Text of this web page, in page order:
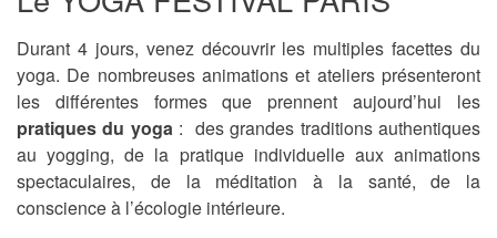
Durant 4 jours, venez découvrir les multiples facettes du
yoga. De nombreuses animations et ateliers présenteront
les différentes formes que prennent aujourd’hui les
pratiques du yoga: des grandes traditions authentiques
au yogging, de la pratique individuelle aux animations
spectaculaires, de la méditation à la santé, de la
conscience à l’écologie intérieure.